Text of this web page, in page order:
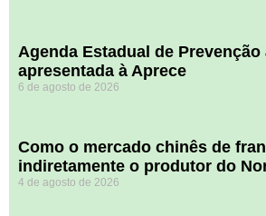
Agenda Estadual de Prevenção
apresentada à Aprece
6 de agosto de 2026
​Como o mercado chinês de
indiretamente o produtor do
4 de agosto de 2026